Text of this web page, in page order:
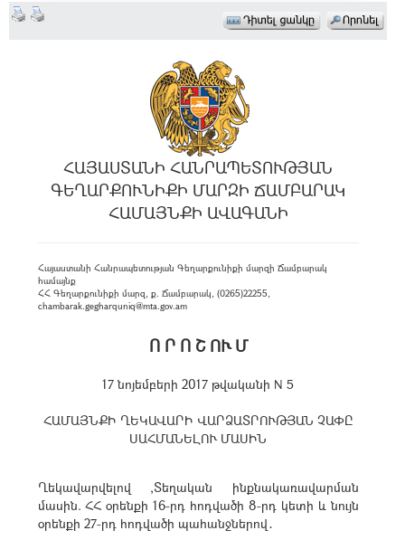
ՀԱՅԱՍՏԱՆԻ ՀԱՆՐԱՊԵՏՈՒԹՅԱՆ
ԳԵՂԱՐՔՈՒՆԻՔԻ ՄԱՐԶԻ ՃԱՄԲԱՐԱԿ
ՀԱՄԱՅՆՔԻ ԱՎԱԳԱՆԻ
Հայաստանի Հանրապետության Գեղարքունիքի մարզի Ճամբարակ
համայնք
ՀՀ Գեղարքունիքի մարզ, ք. Ճամբարակ, (0265)22255,
chambarak.gegharquniq@mta.gov.am
Ո Ր Ո Շ ՈՒ Մ
17 նոյեմբերի 2017 թվականի N 5
ՀԱՄԱՅՆՔԻ ՂԵԿԱՎԱՐԻ ՎԱՐՁԱՏՐՈՒԹՅԱՆ ՉԱՓԸ
ՍԱՀՄԱՆԵԼՈՒ ՄԱՍԻՆ
Ղեկավարվելով ,Տեղական ինքնակառավարման
մասին. ՀՀ օրենքի 16-րդ հոդվածի 8-րդ կետի և նույն
օրենքի 27-րդ հոդվածի պահանջներով․